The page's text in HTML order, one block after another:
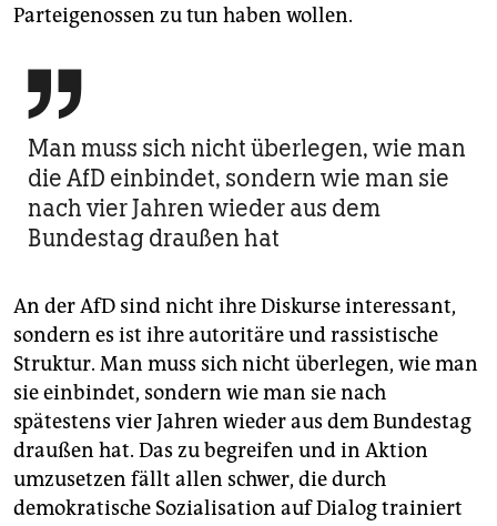
Parteigenossen zu tun haben wollen.

Man muss sich nicht überlegen, wie man
die AfD einbindet, sondern wie man sie
nach vier Jahren wieder aus dem
Bundestag draußen hat
An der AfD sind nicht ihre Diskurse interessant,
sondern es ist ihre autoritäre und rassistische
Struktur. Man muss sich nicht überlegen, wie man
sie einbindet, sondern wie man sie nach
spätestens vier Jahren wieder aus dem Bundestag
draußen hat. Das zu begreifen und in Aktion
umzusetzen fällt allen schwer, die durch
demokratische Sozialisation auf Dialog trainiert